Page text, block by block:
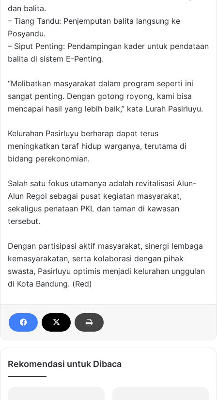
dan balita.
– Tiang Tandu: Penjemputan balita langsung ke
Posyandu.
– Siput Penting: Pendampingan kader untuk pendataan
balita di sistem E-Penting.
“Melibatkan masyarakat dalam program seperti ini
sangat penting. Dengan gotong royong, kami bisa
mencapai hasil yang lebih baik,” kata Lurah Pasirluyu.
Kelurahan Pasirluyu berharap dapat terus
meningkatkan taraf hidup warganya, terutama di
bidang perekonomian.
Salah satu fokus utamanya adalah revitalisasi Alun-
Alun Regol sebagai pusat kegiatan masyarakat,
sekaligus penataan PKL dan taman di kawasan
tersebut.
Dengan partisipasi aktif masyarakat, sinergi lembaga
kemasyarakatan, serta kolaborasi dengan pihak
swasta, Pasirluyu optimis menjadi kelurahan unggulan
di Kota Bandung. (Red)
Rekomendasi untuk Dibaca